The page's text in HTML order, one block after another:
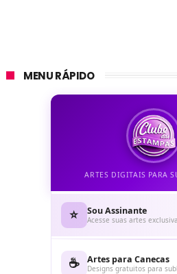
MENU RÁPIDO
ARTES DIGITAIS PARA
⭐ Sou Assinante
Acesse suas artes
☕ Artes para Canecas
Designs gratuitos para